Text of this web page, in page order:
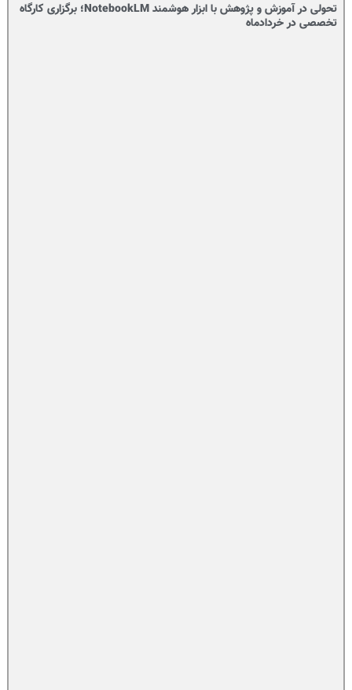
تحولی در آموزش و پژوهش با ابزار هوشمند NotebookLM؛ برگزاری کارگاه
تخصصی در خردادماه